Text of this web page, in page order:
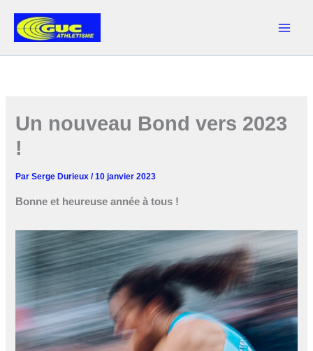
contenu
Un nouveau Bond vers 2023
!
ParSerge Durieux/10 janvier 2023
Bonne et heureuse année à tous !